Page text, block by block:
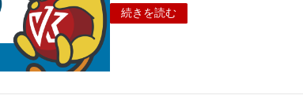
続きを読む